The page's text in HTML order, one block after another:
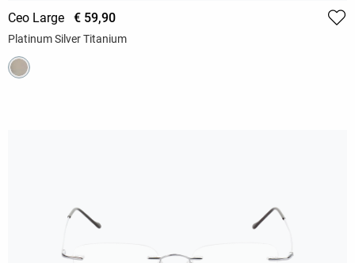
Ceo Large € 59,90
Platinum Silver Titanium